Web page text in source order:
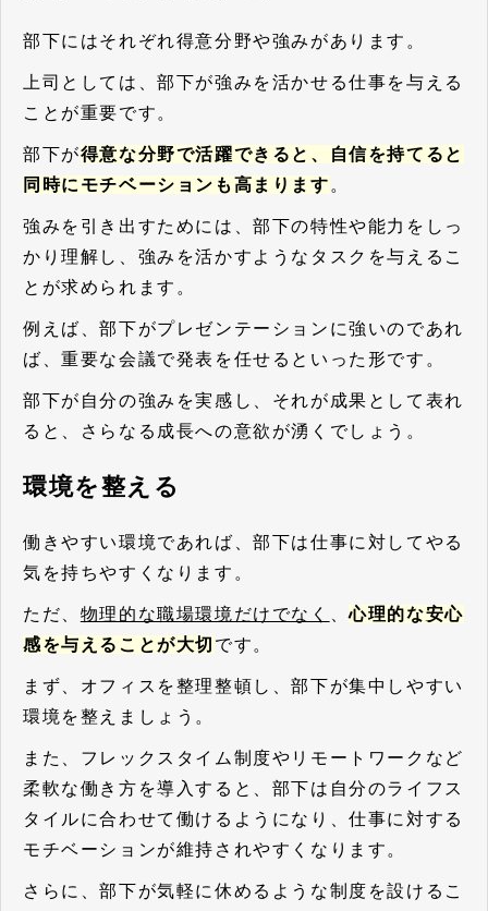
部下にはそれぞれ得意分野や強みがあります。
上司としては、部下が強みを活かせる仕事を与える
ことが重要です。
部下が得意な分野で活躍できると、自信を持てると
同時にモチベーションも高まります 。
強みを引き出すためには、部下の特性や能力をしっ
かり理解し、強みを活かすようなタスクを与えるこ
とが求められます。
例えば、部下がプレゼンテーションに強いのであれ
ば、重要な会議で発表を任せるといった形です。
部下が自分の強みを実感し、それが成果として表れ
ると、さらなる成長への意欲が湧くでしょう。
環境を整える
働きやすい環境であれば、部下は仕事に対してやる
気を持ちやすくなります。
ただ、 物理的な職場環境だけでなく 、心理的な安心
感を与えることが大切 です。
まず、オフィスを整理整頓し、部下が集中しやすい
環境を整えましょう。
また、フレックスタイム制度やリモートワークなど
柔軟な働き方を導入すると、部下は自分のライフス
タイルに合わせて働けるようになり、仕事に対する
モチベーションが維持されやすくなります。
さらに、部下が気軽に休めるような制度を設けるこ